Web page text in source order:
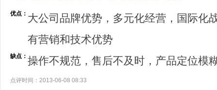
优点： 大公司品牌优势，多元化经营，国际化
有营销和技术优势
缺点： 操作不规范，售后不及时，产品定位模
点评时间：2013-06-08 08:33